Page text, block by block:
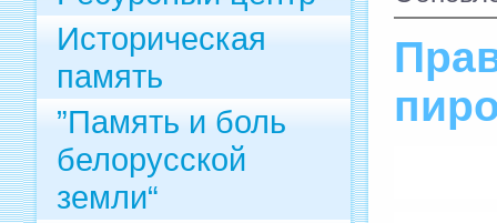
Историческая
память
”Память и боль
белорусской
земли“